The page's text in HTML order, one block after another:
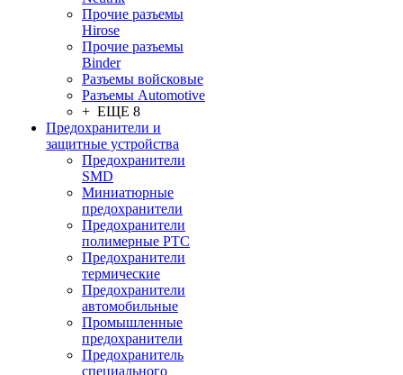
Прочие разъемы
Hirose
Прочие разъемы
Binder
Разъемы войсковые
Разъeмы Automotive
+ ЕЩЕ 8
Предохранители и
защитные устройства
Предохранители
SMD
Миниатюрные
предохранители
Предохранители
полимерные PTC
Предохранители
термические
Предохранители
автомобильные
Промышленные
предохранители
Предохранитель
специального